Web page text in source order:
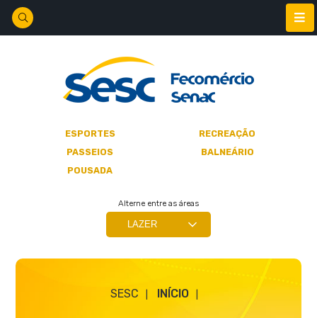
ESPORTES
RECREAÇÃO
PASSEIOS
BALNEÁRIO
POUSADA
Alterne entre as áreas
SESC INÍCIO